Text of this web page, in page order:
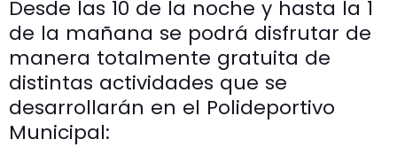
Desde las 10 de la noche y hasta la 1
de la mañana se podrá disfrutar de
manera totalmente gratuita de
distintas actividades que se
desarrollarán en el Polideportivo
Municipal: